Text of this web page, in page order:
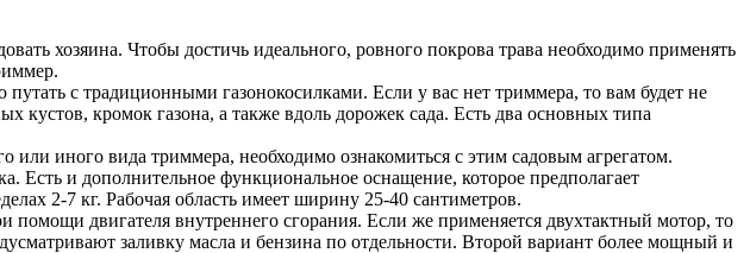
хозяина. Чтобы достичь идеального, ровного покрова трава необходимо применять
с традиционными газонокосилками. Если у вас нет триммера, то вам будет не
кустов, кромок газона, а также вдоль дорожек сада. Есть два основных типа
или иного вида триммера, необходимо ознакомиться с этим садовым агрегатом.
Есть и дополнительное функциональное оснащение, которое предполагает
2-7 кг. Рабочая область имеет ширину 25-40 сантиметров.
двигателя внутреннего сгорания. Если же применяется двухтактный мотор, то
заливку масла и бензина по отдельности. Второй вариант более мощный и